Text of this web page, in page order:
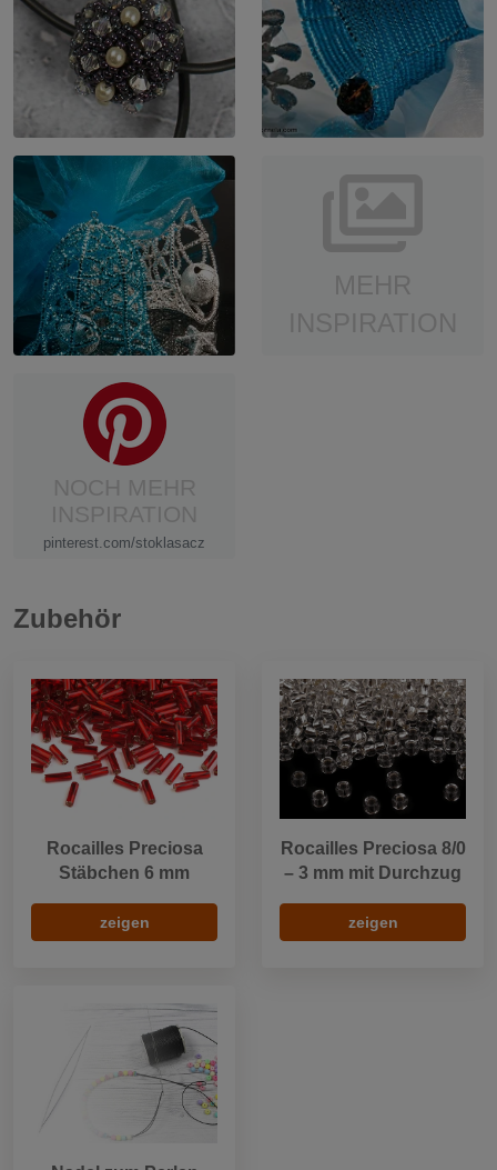
pinterest.com/stoklasacz
Zubehör
Rocailles Preciosa
Stäbchen 6 mm
zeigen
Rocailles Preciosa 8/0
– 3 mm mit Durchzug
zeigen